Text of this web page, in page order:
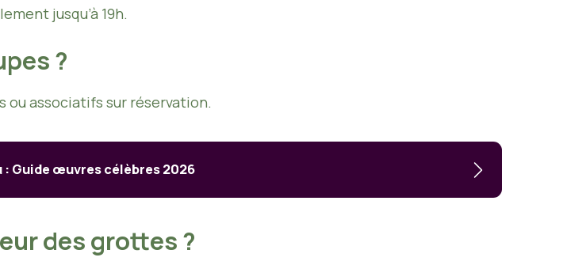
jusqu’à 19h.
?
ou associatifs sur réservation.
: Guide œuvres célèbres 2026
des grottes ?